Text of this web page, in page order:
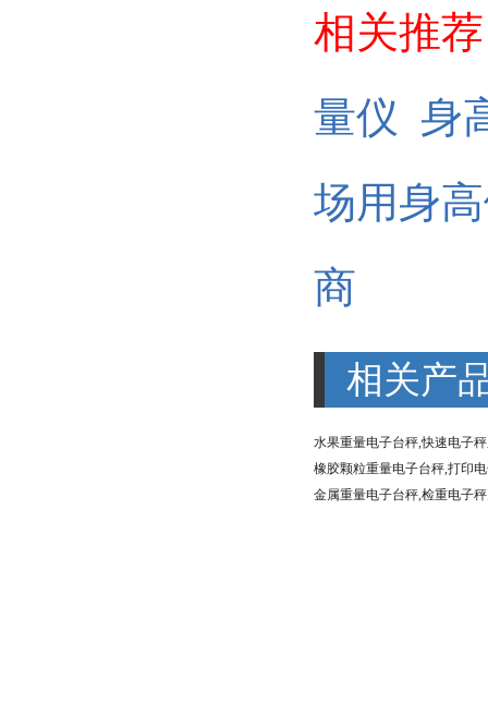
相关推荐
量仪 身
场用身
商
相关产
水果重量电子台秤,快速电子
橡胶颗粒重量电子台秤,打印